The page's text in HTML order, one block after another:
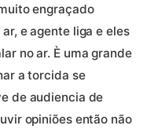
engraçado
e agente liga e eles
no ar. È uma grande
a torcida se
de audiencia de
opiniões então não